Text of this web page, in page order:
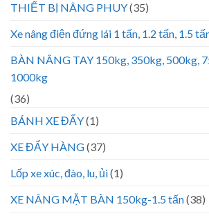
THIẾT BỊ NÂNG PHUY(35)
Xe nâng điện đứng lái 1 tấn, 1.2 tấn, 1.5
BÀN NÂNG TAY 150kg, 350kg, 500kg,
1000kg
(36)
BÁNH XE ĐẨY(1)
XE ĐẨY HÀNG(37)
Lốp xe xúc, đào, lu, ủi(1)
XE NÂNG MẶT BÀN 150kg-1.5 tấn(38)